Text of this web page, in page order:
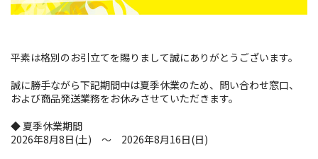
平素は格別のお引立てを賜りまして誠にありがとうございます。
誠に勝手ながら下記期間中は夏季休業のため、問い合わせ窓口、
および商品発送業務をお休みさせていただきます。
◆ 夏季休業期間
2026年8月8日(土) ～ 2026年8月16日(日)